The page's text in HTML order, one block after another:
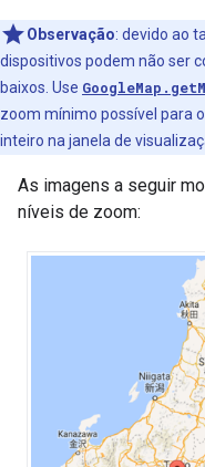
Observação: devido ao
dispositivos podem não ser
baixos. Use
zoom mínimo possível para
inteiro na janela de
As imagens a seguir
níveis de zoom: